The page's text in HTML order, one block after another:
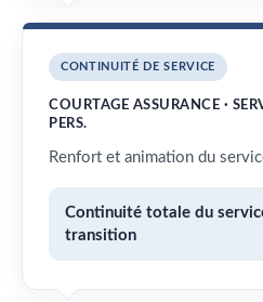
CONTINUITÉ DE SERVICE
COURTAGE ASSURANCE ·
PERS.
Renfort et animation du
Continuité totale du
transition